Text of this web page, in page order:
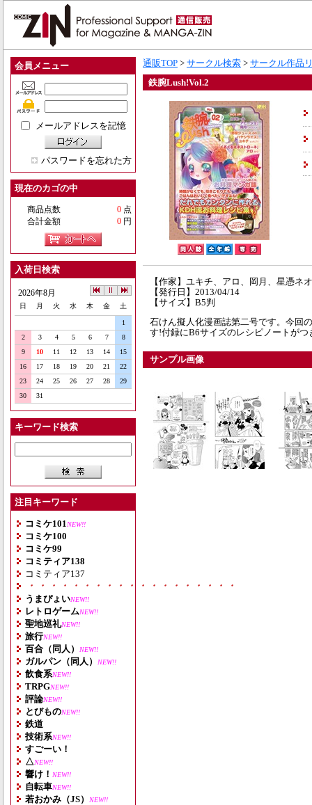
会員メニュー
メールアドレスを記憶
パスワードを忘れた方
現在のカゴの中
商品点数 0 点
合計金額
0 円
入荷日検索
2026年8月
日 月 火 水 木 金 土
1
2
3 4 5 6 7
8
9
10 11 12 13 14
15
16
17 18 19 20 21
22
23
24 25 26 27 28
29
30
31
キーワード検索
注目キーワード
コミケ101 NEW!!
コミケ100
コミケ99
コミティア138
コミティア137
・・・・・・・・・・・・・・・・・・・
うまぴょいNEW!!
レトロゲームNEW!!
聖地巡礼NEW!!
旅行NEW!!
百合（同人） NEW!!
ガルパン（同人） NEW!!
飲食系NEW!!
TRPGNEW!!
評論NEW!!
とびものNEW!!
鉄道
技術系NEW!!
すごーい！
△NEW!!
響け！ NEW!!
自転車NEW!!
若おかみ（JS） NEW!!
通販TOP > サークル検索 > サークル作品
鉄腕Lush!Vol.2
【作家】ユキチ、アロ、岡月、星憑ネ
【発行日】2013/04/14
【サイズ】B5判
石けん擬人化漫画誌第二号です。今回
す!付録にB6サイズのレシピノートがつ
サンプル画像